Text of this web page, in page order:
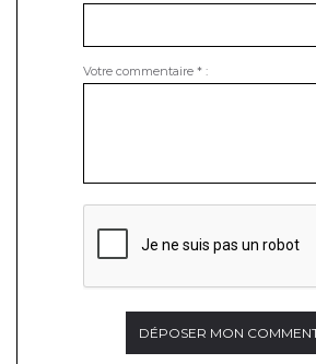
Votre commentaire * :